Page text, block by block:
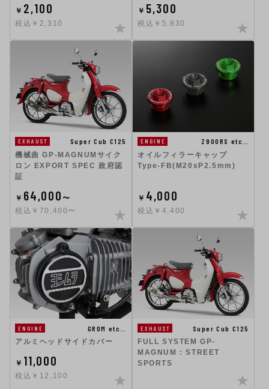
￥ 2,100
税込￥2,310
￥ 5,300
税込￥5,830
EXHAUST
Super Cub C125
機械曲 GP-MAGNUMサイク
ロン EXPORT SPEC 政府認
証
￥ 64,000〜
税込￥70,400〜
ENGINE
Z900RS etc…
オイルフィラーキャップ
Type-FB(M20xP2.5mm)
￥ 4,000
税込￥4,400
ENGINE
GROM etc…
アルミヘッドサイドカバー
￥ 11,000
税込￥12,100
EXHAUST
Super Cub C125
FULL SYSTEM GP-
MAGNUM : STREET
SPORTS